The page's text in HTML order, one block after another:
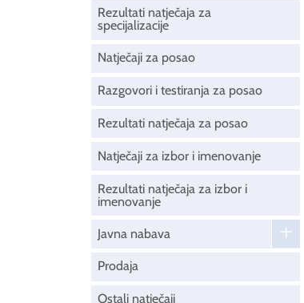
Rezultati natječaja za
specijalizacije
Natječaji za posao
Razgovori i testiranja za posao
Rezultati natječaja za posao
Natječaji za izbor i imenovanje
Rezultati natječaja za izbor i
imenovanje
Javna nabava
Prodaja
Ostali natječaji